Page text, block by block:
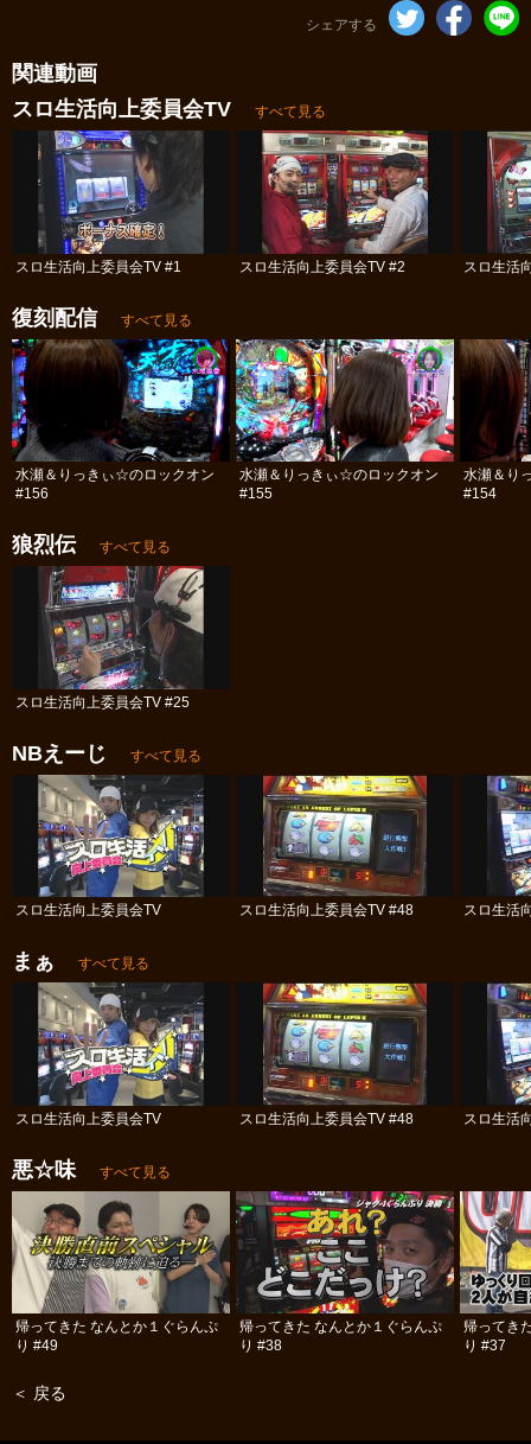
シェアする
関連動画
スロ生活向上委員会TV
すべて見る
スロ生活向上委員会TV #1 スロ生活向上委員会TV #2 スロ生活
復刻配信 すべて見る
水瀬＆りっきぃ☆のロックオン
#156
水瀬＆りっきぃ☆のロックオン
#155
水瀬＆り
#154
狼烈伝 すべて見る
スロ生活向上委員会TV #25
NBえーじ すべて見る
スロ生活向上委員会TV スロ生活向上委員会TV #48 スロ生活
まぁ すべて見る
スロ生活向上委員会TV スロ生活向上委員会TV #48 スロ生活
悪☆味 すべて見る
帰ってきた なんとか１ぐらんぷ
り #49
帰ってきた なんとか１ぐらんぷ
り #38
帰ってき
り #37
＜ 戻る